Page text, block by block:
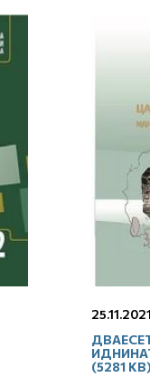
25.11.2021
(5281